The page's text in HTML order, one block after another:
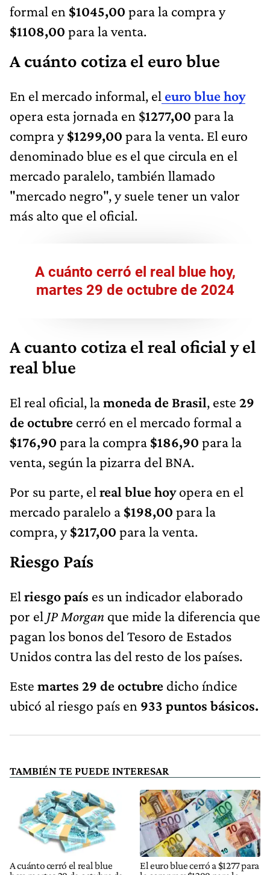
formal en $1045,00 para la compra y
$1108,00 para la venta.
A cuánto cotiza el euro blue
En el mercado informal, el euro blue hoy
opera esta jornada en $1277,00 para la
compra y$1299,00 para la venta. El euro
denominado blue es el que circula en el
mercado paralelo, también llamado
"mercado negro", y suele tener un valor
más alto que el oficial.
A cuánto cerró el real blue hoy,
martes 29 de octubre de 2024
A cuanto cotiza el real oficial y el
real blue
El real oficial, lamoneda de Brasil, este 29
de octubre cerró en el mercado formal a
$176,90 para la compra $186,90 para la
venta, según la pizarra del BNA.
Por su parte, el real blue hoyopera en el
mercado paralelo a $198,00 para la
compra, y$217,00 para la venta.
Riesgo País
El riesgo país es un indicador elaborado
por el JP Morgan que mide la diferencia que
pagan los bonos del Tesoro de Estados
Unidos contra las del resto de los países.
Este martes 29 de octubre dicho índice
ubicó al riesgo país en 933 puntos básicos.
TAMBIÉN TE PUEDE INTERESAR
A cuánto cerró el real blue
El euro blue cerró a $1277 para